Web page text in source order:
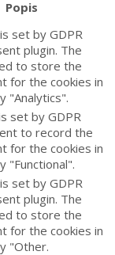
Popis
set by GDPR
plugin. The
to store the
for the cookies in
"Analytics".
set by GDPR
to record the
for the cookies in
"Functional".
set by GDPR
plugin. The
to store the
for the cookies in
"Other.